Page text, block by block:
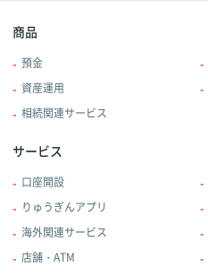
商品
預金
資産運用
相続関連サービス
サービス
口座開設
りゅうぎんアプリ
海外関連サービス
店舗・ATM